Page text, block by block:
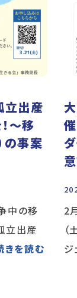
立出産
〜移
の事案
中の移
立出産
を読む
2
ジ